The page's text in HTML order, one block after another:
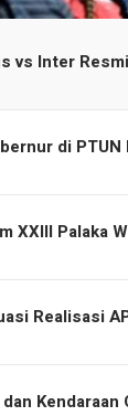
vs Inter
di PTUN
XXIII Palaka
Realisasi
Kendaraan